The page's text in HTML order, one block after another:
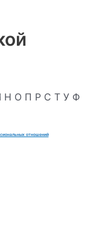
Н О П Р С Т У Ф
отношений